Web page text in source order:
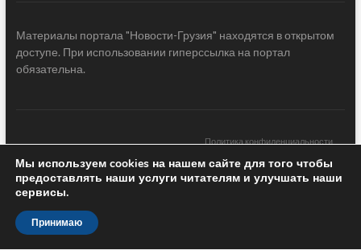
Материалы портала "Новости-Грузия" находятся в открытом
доступе. При использовании гиперссылка на портал
обязательна.
Политика конфиденциальности
Новости Грузии| Black Sea Press LTD © 2020 All Rights Reserved /
Design & development —
Мы используем cookies на нашем сайте для того чтобы
предоставлять наши услуги читателям и улучшать наши
сервисы.
Принимаю